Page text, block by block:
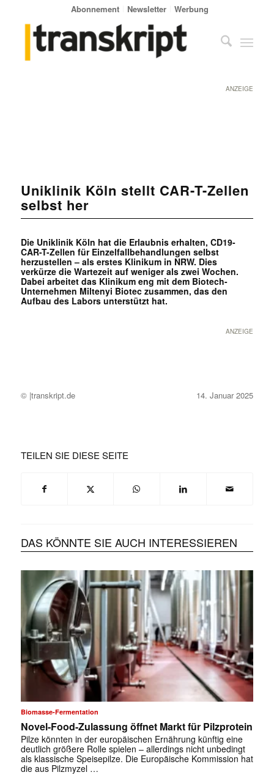
Abonnement Newsletter Werbung
ANZEIGE
Uniklinik Köln stellt CAR-T-Zellen
selbst her
Die Uniklinik Köln hat die Erlaubnis erhalten, CD19-
CAR-T-Zellen für Einzelfallbehandlungen selbst
herzustellen – als erstes Klinikum in NRW. Dies
verkürze die Wartezeit auf weniger als zwei Wochen.
Dabei arbeitet das Klinikum eng mit dem Biotech-
Unternehmen Miltenyi Biotec zusammen, das den
Aufbau des Labors unterstützt hat.
ANZEIGE
© |transkript.de 14. Januar 2025
TEILEN SIE DIESE SEITE
DAS KÖNNTE SIE AUCH INTERESSIEREN
Biomasse-Fermentation
Novel-Food-Zulassung öffnet Markt für Pilzprotein
Pilze könnten in der europäischen Ernährung künftig eine
deutlich größere Rolle spielen – allerdings nicht unbedingt
als klassische Speisepilze. Die Europäische Kommission hat
die aus Pilzmyzel …